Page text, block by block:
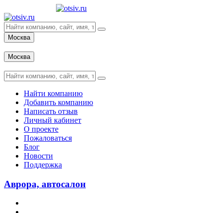
Москва
Москва
Найти компанию
Добавить компанию
Написать отзыв
Личный кабинет
О проекте
Пожаловаться
Блог
Новости
Поддержка
Аврора, автосалон